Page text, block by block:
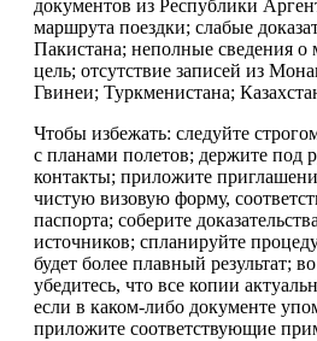
документов из Республики
маршрута поездки; слабые
Пакистана; неполные сведения о
цель; отсутствие записей из
Гвинеи; Туркменистана;
Чтобы избежать: следуйте
с планами полетов; держите под
контакты; приложите
чистую визовую форму,
паспорта; соберите
источников; спланируйте
будет более плавный результат;
убедитесь, что все копии
если в каком-либо документе
приложите соответствующие